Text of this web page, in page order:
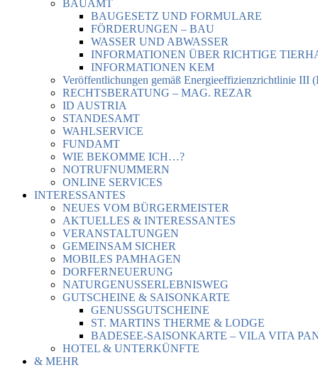
BAUAMT
BAUGESETZ UND FORMULARE
FÖRDERUNGEN – BAU
WASSER UND ABWASSER
INFORMATIONEN ÜBER RICHTIGE
INFORMATIONEN KEM
Veröffentlichungen gemäß Energieeffizienzrichtlinie III
RECHTSBERATUNG – MAG. REZAR
ID AUSTRIA
STANDESAMT
WAHLSERVICE
FUNDAMT
WIE BEKOMME ICH…?
NOTRUFNUMMERN
ONLINE SERVICES
INTERESSANTES
NEUES VOM BÜRGERMEISTER
AKTUELLES & INTERESSANTES
VERANSTALTUNGEN
GEMEINSAM SICHER
MOBILES PAMHAGEN
DORFERNEUERUNG
NATURGENUSSERLEBNISWEG
GUTSCHEINE & SAISONKARTE
GENUSSGUTSCHEINE
ST. MARTINS THERME & LODGE
BADESEE-SAISONKARTE – VILA VITA
HOTEL & UNTERKÜNFTE
& MEHR